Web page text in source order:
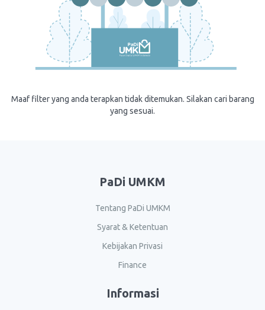
Maaf filter yang anda terapkan tidak ditemukan. Silakan cari barang
yang sesuai.
PaDi UMKM
Tentang PaDi UMKM
Syarat & Ketentuan
Kebijakan Privasi
Finance
Informasi